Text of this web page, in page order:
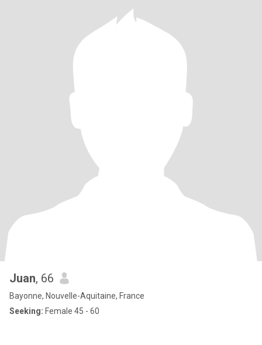
Juan, 66
Bayonne, Nouvelle-Aquitaine, France
Seeking: Female 45 - 60